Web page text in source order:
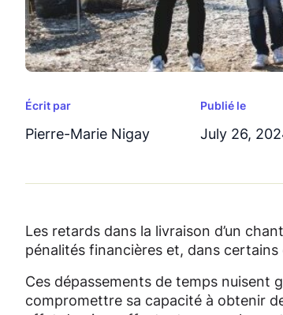
Écrit par
Pierre-Marie Nigay
Publié le
July 26,
Les retards dans la livraison d’un
pénalités financières et, dans
Ces dépassements de temps nuisent
compromettre sa capacité à obtenir